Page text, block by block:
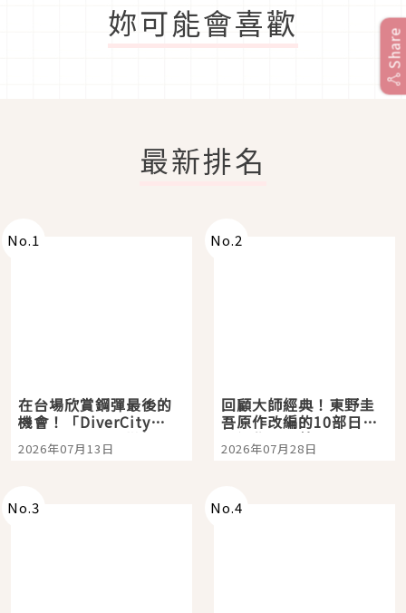
妳可能會喜歡
最新排名
No.1
在台場欣賞鋼彈最後的
機會！「DiverCity
Tokyo Plaza」搭船、
購物、美食及夜景，一
2026年07月13日
No.2
回顧大師經典！東野圭
吾原作改編的10部日本
影視作品推薦
2026年07月28日
No.3 No.4
Share